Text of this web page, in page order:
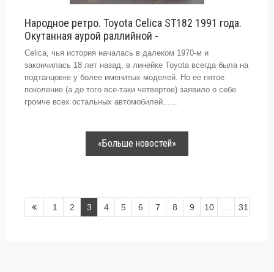
Народное ретро. Toyota Celica ST182 1991 года.
Окутанная аурой раллийной -
Celica, чья история началась в далеком 1970-м и
закончилась 18 лет назад, в линейке Toyota всегда была на
подтанцовке у более именитых моделей. Но ее пятое
поколение (а до того все-таки четвертое) заявило о себе
громче всех остальных автомобилей......
«Больше новостей»
1 2 3 4 5 6 7 8 9 10 31